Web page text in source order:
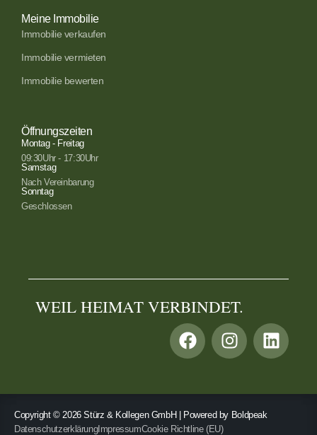
Meine Immobilie
Immobilie verkaufen
Immobilie vermieten
Immobilie bewerten
Öffnungszeiten
Montag - Freitag
09:30Uhr - 17:30Uhr
Samstag
Nach Vereinbarung
Sonntag
Geschlossen
WEIL HEIMAT VERBINDET.
Copyright © 2026 Stürz & Kollegen GmbH | Powered by Boldpeak
DatenschutzerklärungImpressumCookie Richtline (EU)